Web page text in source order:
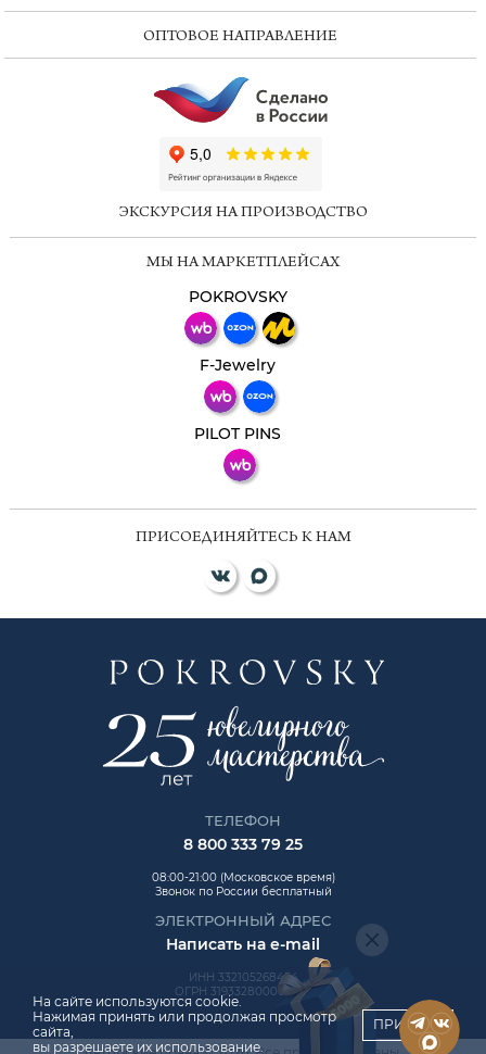
ОПТОВОЕ НАПРАВЛЕНИЕ
ЭКСКУРСИЯ НА ПРОИЗВОДСТВО
МЫ НА МАРКЕТПЛЕЙСАХ
POKROVSKY
F-Jewelry
PILOT PINS
ПРИСОЕДИНЯЙТЕСЬ К НАМ
ТЕЛЕФОН
8 800 333 79 25
08:00-21:00 (Московское время)
Звонок по России бесплатный
ЭЛЕКТРОННЫЙ АДРЕС
Написать на e-mail
ИНН 332105268454
ОГРН 319332800006992
На сайте используются cookie.
Нажимая принять или продолжая просмотр
сайта,
вы разрешаете их использование.
ПРИНЯТЬ